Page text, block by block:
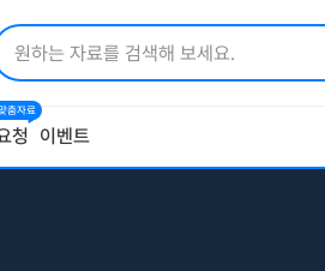
청
춤자료
이벤트